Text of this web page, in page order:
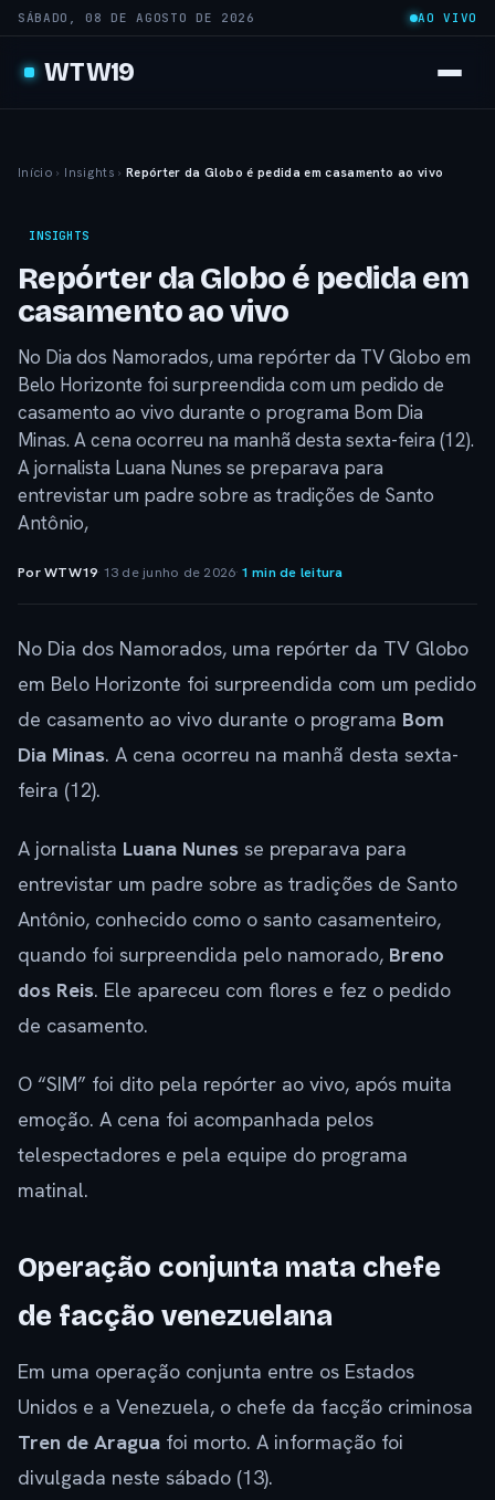
SÁBADO, 08 DE AGOSTO DE 2026 AO VIVO
WTW19
Início › Insights › Repórter da Globo é pedida em casamento ao vivo
INSIGHTS
Repórter da Globo é pedida em
casamento ao vivo
No Dia dos Namorados, uma repórter da TV Globo em
Belo Horizonte foi surpreendida com um pedido de
casamento ao vivo durante o programa Bom Dia
Minas. A cena ocorreu na manhã desta sexta-feira (12).
A jornalista Luana Nunes se preparava para
entrevistar um padre sobre as tradições de Santo
Antônio,
Por WTW19· 13 de junho de 2026· 1 min de leitura
No Dia dos Namorados, uma repórter da TV Globo
em Belo Horizonte foi surpreendida com um pedido
de casamento ao vivo durante o programa Bom
Dia Minas. A cena ocorreu na manhã desta sexta-
feira (12).
A jornalista Luana Nunes se preparava para
entrevistar um padre sobre as tradições de Santo
Antônio, conhecido como o santo casamenteiro,
quando foi surpreendida pelo namorado, Breno
dos Reis. Ele apareceu com flores e fez o pedido
de casamento.
O “SIM” foi dito pela repórter ao vivo, após muita
emoção. A cena foi acompanhada pelos
telespectadores e pela equipe do programa
matinal.
Operação conjunta mata chefe
de facção venezuelana
Em uma operação conjunta entre os Estados
Unidos e a Venezuela, o chefe da facção criminosa
Tren de Aragua foi morto. A informação foi
divulgada neste sábado (13).